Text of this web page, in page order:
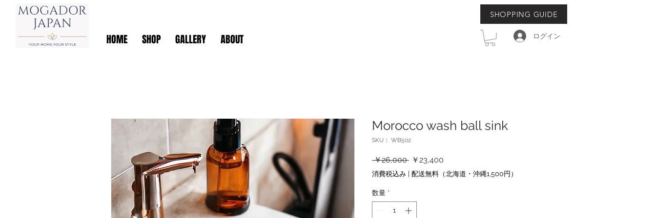
HOME SHOP GALLERY ABOUT
SHOPPING GUIDE
ログイン
Morocco wash ball sink
SKU： WB502
￥26,000 通
常
価
￥23,400
ー
ル
消費税込み | 配送無料（北海道・沖縄1,500円）
数量 *